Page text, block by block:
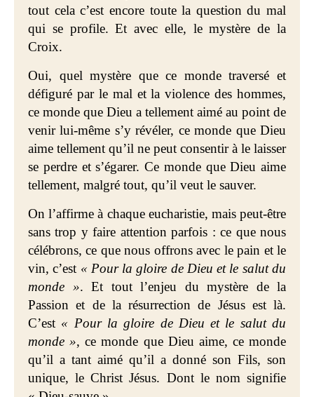
tout cela c’est encore toute la question du mal
qui se profile. Et avec elle, le mystère de la
Croix.
Oui, quel mystère que ce monde traversé et
défiguré par le mal et la violence des hommes,
ce monde que Dieu a tellement aimé au point de
venir lui-même s’y révéler, ce monde que Dieu
aime tellement qu’il ne peut consentir à le laisser
se perdre et s’égarer. Ce monde que Dieu aime
tellement, malgré tout, qu’il veut le sauver.
On l’affirme à chaque eucharistie, mais peut-être
sans trop y faire attention parfois : ce que nous
célébrons, ce que nous offrons avec le pain et le
vin, c’est « Pour la gloire de Dieu et le salut du
monde ». Et tout l’enjeu du mystère de la
Passion et de la résurrection de Jésus est là.
C’est « Pour la gloire de Dieu et le salut du
monde », ce monde que Dieu aime, ce monde
qu’il a tant aimé qu’il a donné son Fils, son
unique, le Christ Jésus. Dont le nom signifie